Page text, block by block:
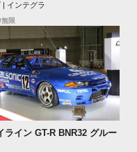
| インテグラ
限
ライン GT-R BNR32 グルー